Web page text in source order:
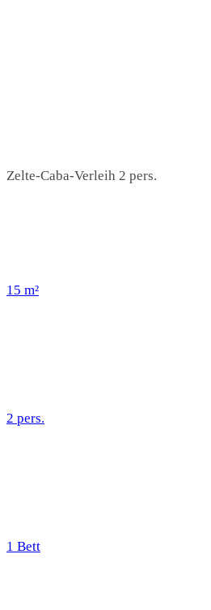
Zelte-Caba-Verleih 2 pers.
15 m²
2 pers.
1 Bett